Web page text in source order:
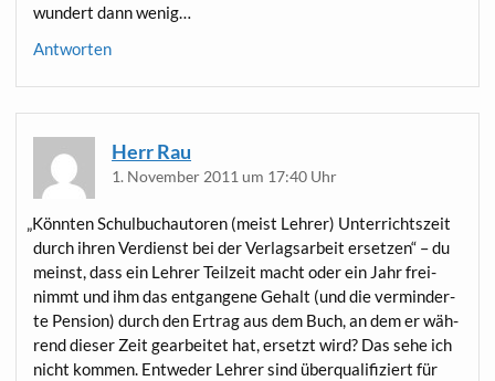
wun­dert dann wenig…
Antworten
Herr Rau
1. November 2011 um 17:40 Uhr
„Könn­ten Schul­buch­au­to­ren (meist Leh­rer) Unter­richts­zeit
durch ihren Ver­dienst bei der Ver­lags­ar­beit erset­zen“ – du
meinst, dass ein Leh­rer Teil­zeit macht oder ein Jahr frei­
nimmt und ihm das ent­gan­ge­ne Gehalt (und die ver­min­der­
te Pen­si­on) durch den Ertrag aus dem Buch, an dem er wäh­
rend die­ser Zeit gear­bei­tet hat, ersetzt wird? Das sehe ich
nicht kom­men. Ent­we­der Leh­rer sind über­qua­li­fi­ziert für